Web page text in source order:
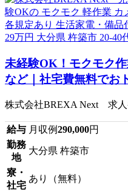
未経験OK！モクモク
など｜社宅費無料でお
株式会社BREXA Next 求人
給与 月収例290,000円
勤務
地
大分県 杵築市
寮・
社宅
あり（無料）